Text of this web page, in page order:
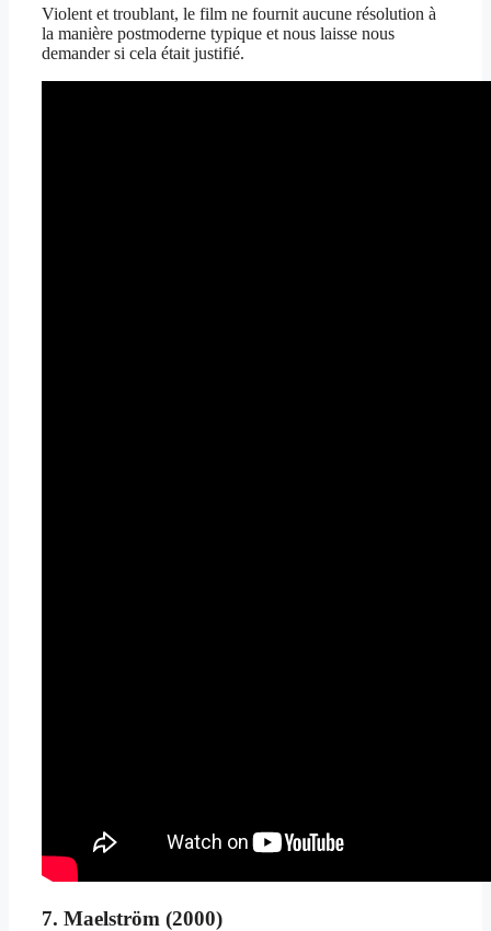
Violent et troublant, le film ne fournit aucune résolution à
la manière postmoderne typique et nous laisse nous
demander si cela était justifié.
7. Maelström (2000)